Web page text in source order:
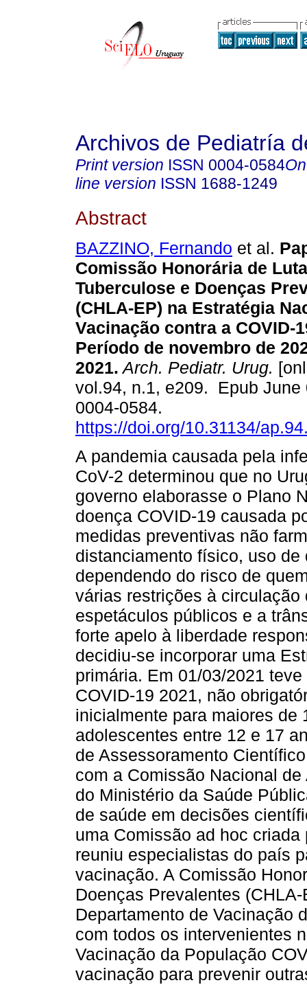
Archivos de Pediatría
Print version ISSN 0004-0584
line version ISSN 1688-1249
Abstract
BAZZINO, Fernando et al.
Comissão Honorária de
Tuberculose e Doenças
(CHLA-EP) na Estratégia
Vacinação contra a COVID-
Período de novembro de
2021. Arch. Pediatr. Urug.
vol.94, n.1, e209. Epub June
0004-0584.
https://doi.org/10.31134/
A pandemia causada pela
CoV-2 determinou que no
governo elaborasse o Plano
doença COVID-19 causada
medidas preventivas não
distanciamento físico, uso
dependendo do risco de
várias restrições à
espetáculos públicos e a
forte apelo à liberdade
decidiu-se incorporar uma
primária. Em 01/03/2021
COVID-19 2021, não
inicialmente para maiores de
adolescentes entre 12 e 17
de Assessoramento
com a Comissão Nacional
do Ministério da Saúde
de saúde em decisões
uma Comissão ad hoc
reuniu especialistas do país
vacinação. A Comissão
Doenças Prevalentes
Departamento de Vacinação
com todos os intervenientes
Vacinação da População
vacinação para prevenir